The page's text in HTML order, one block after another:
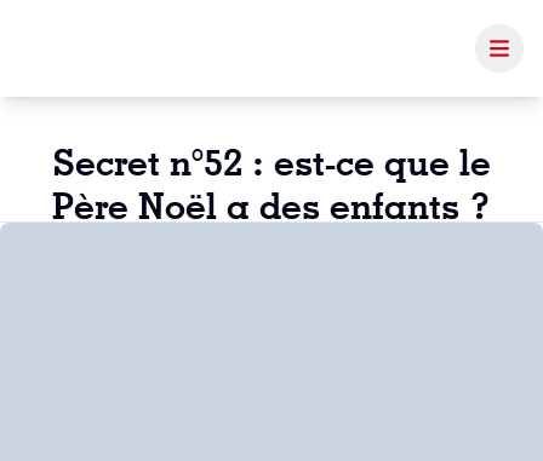
Secret n°52 : est-ce que le
Père Noël a des enfants ?